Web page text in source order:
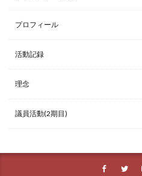
プロフィール
活動記録
理念
議員活動(2期目)